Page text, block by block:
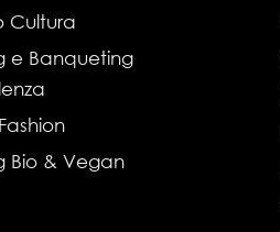
Cultura
e Banqueting
Bio & Vegan